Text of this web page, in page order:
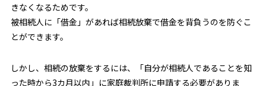
きなくなるためです。
被相続人に「借金」があれば相続放棄で借金を背負うのを防ぐこ
とができます。
しかし、相続の放棄をするには、「自分が相続人であることを知
った時から3カ月以内」に家庭裁判所に申請する必要がありま